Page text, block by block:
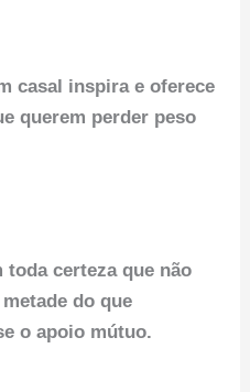
casal inspira e oferece
querem perder peso
toda certeza que não
do que
o apoio mútuo.